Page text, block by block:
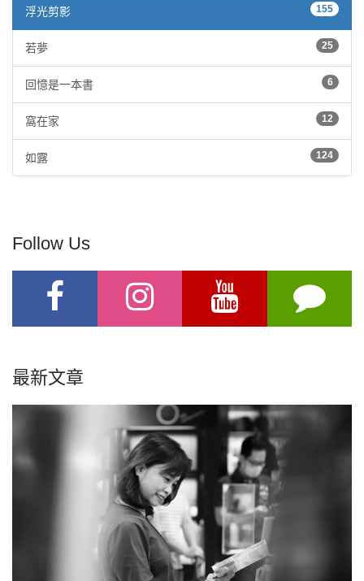
浮光剪影 155
若夢 25
回憶是一本書 6
窩在家 12
如露 124
Follow Us
最新文章